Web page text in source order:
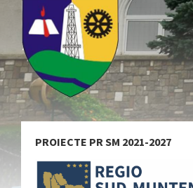
PROIECTE PR SM 2021-2027